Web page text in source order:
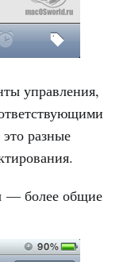
управления,
разные
— более общие